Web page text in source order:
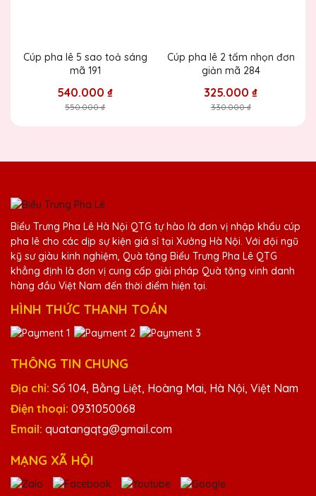
Dịp cuối năm rất nhiều đơn hàng và
hầu như các xưởng sản xuất đều bị
quá tải. Vì vậy để không bị lỡ về thời
gian thì quý khách vui lòng chốt nội
Tôi hài lòng về dịch vụ
Lê Thị Mai
Sản phẩm chất lượng cao
25/11/2025
Cảm ơn Quà Tặng Pha Lê QTG đã mang
đến những sản phẩm pha lê chất lượng cao.
Mọi người trong công ty đều rất hài lòng với
quà tặng này.
Cúp pha lê 5 sao toả sáng
mã 191
540.000 ₫
550.000 ₫
Cúp pha lê 2 tấm nhọn đơn
giản mã 284
325.000 ₫
330.000 ₫
Biểu Trưng Pha Lê Hà Nội QTG tự hào là đơn vị nhập khẩu cúp
pha lê cho các dịp sự kiện giá sỉ tại Xưởng Hà Nội. Với đội ngũ
kỹ sư giàu kinh nghiệm, Quà tặng Biểu Trưng Pha Lê QTG
khẳng định là đơn vị cung cấp giải pháp Quà tặng vinh danh
hàng đầu Việt Nam đến thời điểm hiện tại.
HÌNH THỨC THANH TOÁN
THÔNG TIN CHUNG
Địa chỉ: Số 104, Bằng Liệt, Hoàng Mai, Hà Nội, Việt Nam
Điện thoại: 0931050068
Email: quatangqtg@gmail.com
MẠNG XÃ HỘI